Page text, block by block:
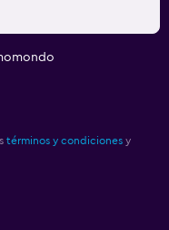
términos y condiciones y